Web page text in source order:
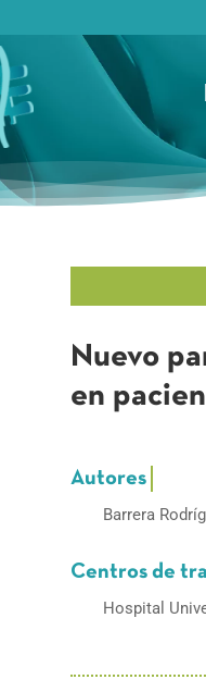
Nuevo
en
Barrera
Hospital